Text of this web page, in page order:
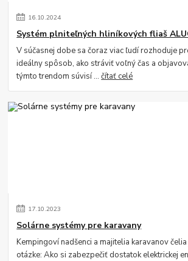
16.10.2024
Systém plniteľných hliníkových fliaš
V súčasnej dobe sa čoraz viac ľudí rozhoduje
ideálny spôsob, ako stráviť voľný čas a
týmto trendom súvisí ...čítať celé
17.10.2023
Solárne systémy pre karavany
Kempingoví nadšenci a majitelia karavanov
otázke: Ako si zabezpečiť dostatok elektrickej